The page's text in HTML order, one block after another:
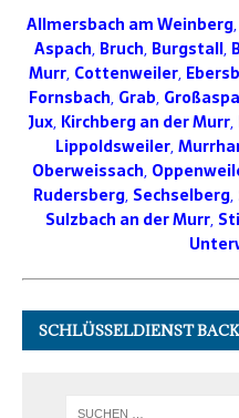
Allmersbach am Weinberg,
Aspach, Bruch, Burgstall,
Murr, Cottenweiler,
Fornsbach, Grab,
Jux, Kirchberg an der Murr,
Lippoldsweiler,
Oberweissach,
Rudersberg, Sechselberg,
Sulzbach an der Murr,
SCHLÜSSELDIENST